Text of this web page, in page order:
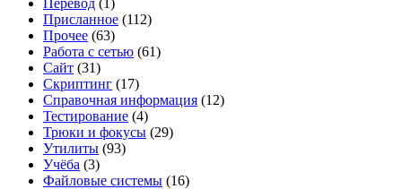
Присланное (112)
Прочее (63)
Работа с сетью (61)
Сайт (31)
Скриптинг (17)
Справочная информация (12)
Тестирование (4)
Трюки и фокусы (29)
Утилиты (93)
Учёба (3)
Файловые системы (16)